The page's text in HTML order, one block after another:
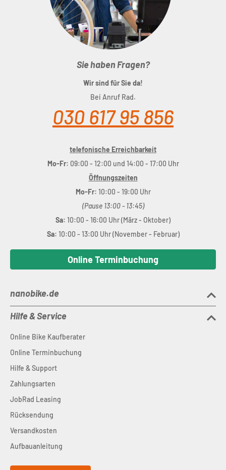
Sie haben Fragen?
Wir sind für Sie da!
Bei Anruf Rad.
030 617 95 856
telefonische Erreichbarkeit
Mo-Fr: 09:00 - 12:00 und 14:00 - 17:00 Uhr
Öffnungszeiten
Mo-Fr: 10:00 - 19:00 Uhr
(Pause 13:00 - 13:45)
Sa: 10:00 - 16:00 Uhr (März - Oktober)
Sa: 10:00 - 13:00 Uhr (November - Februar)
Online Terminbuchung
nanobike.de
Hilfe & Service
Online Bike Kaufberater
Online Terminbuchung
Hilfe & Support
Zahlungsarten
JobRad Leasing
Rücksendung
Versandkosten
Aufbauanleitung